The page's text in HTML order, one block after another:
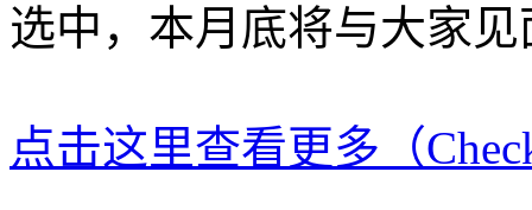
选中，本月底将与大家见
点击这里查看更多（